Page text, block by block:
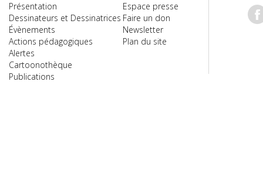
Présentation
Dessinateurs et Dessinatrices
Évènements
Actions pédagogiques
Alertes
Cartoonothèque
Publications
Espace presse
Faire un don
Newsletter
Plan du site